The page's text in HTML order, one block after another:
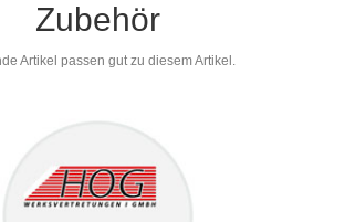
Zubehör
Artikel passen gut zu diesem Artikel.